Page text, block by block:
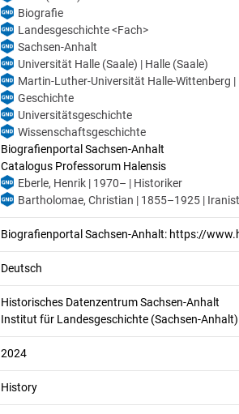
Biografie
Landesgeschichte <Fach>
Sachsen-Anhalt
Universität Halle (Saale) | Halle (Saale)
Martin-Luther-Universität Halle-Wittenberg |
Geschichte
Universitätsgeschichte
Wissenschaftsgeschichte
Biografienportal Sachsen-Anhalt
Catalogus Professorum Halensis
Eberle, Henrik | 1970– | Historiker
Bartholomae, Christian | 1855–1925 |
Biografienportal Sachsen-Anhalt: https://
Deutsch
Historisches Datenzentrum Sachsen-Anhalt
Institut für Landesgeschichte (Sachsen-Anhalt)
2024
History